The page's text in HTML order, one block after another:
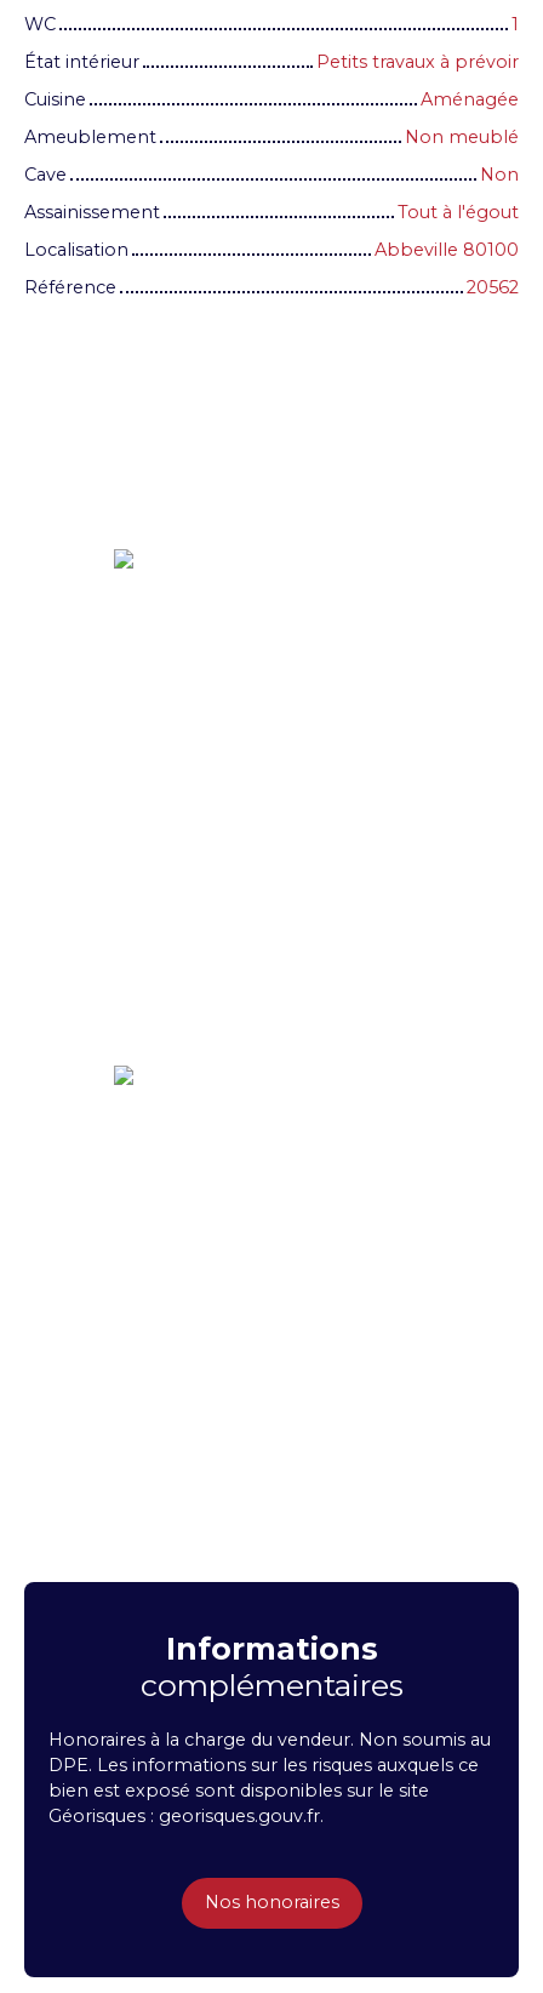
WC
1
État intérieur
Petits travaux à prévoir
Cuisine
Aménagée
Ameublement
Non meublé
Cave
Non
Assainissement
Tout à l'égout
Localisation
Abbeville 80100
Référence
20562
Informations
complémentaires
Honoraires à la charge du vendeur. Non soumis au
DPE. Les informations sur les risques auxquels ce
bien est exposé sont disponibles sur le site
Géorisques : georisques.gouv.fr.
Nos honoraires